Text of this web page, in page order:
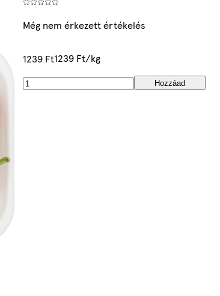
Még nem érkezett értékelés
1239 Ft1239 Ft/kg
Hozzáad